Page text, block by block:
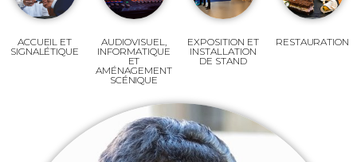
ACCUEIL ET
SIGNALÉTIQUE
AUDIOVISUEL,
INFORMATIQUE
ET
AMÉNAGEMENT
SCÉNIQUE
EXPOSITION ET
INSTALLATION
DE STAND
RESTAURATION